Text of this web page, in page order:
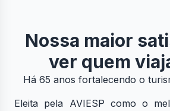
Nossa maior
ver quem
Há 65 anos fortalecendo o
Eleita pela AVIESP como o